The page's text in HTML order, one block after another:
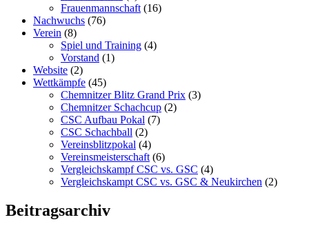
Frauenmannschaft (16)
Nachwuchs (76)
Verein (8)
Spiel und Training (4)
Vorstand (1)
Website (2)
Wettkämpfe (45)
Chemnitzer Blitz Grand Prix (3)
Chemnitzer Schachcup (2)
CSC Aufbau Pokal (7)
CSC Schachball (2)
Vereinsblitzpokal (4)
Vereinsmeisterschaft (6)
Vergleichskampf CSC vs. GSC (4)
Vergleichskampt CSC vs. GSC & Neukirchen (2)
Beitragsarchiv